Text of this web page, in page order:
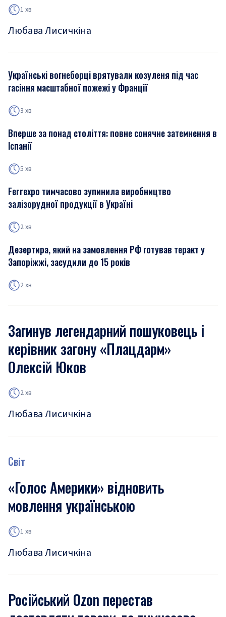
1 хв
Любава Лисичкіна
Українські вогнеборці врятували козуленя під час
гасіння масштабної пожежі у Франції
3 хв
Вперше за понад століття: повне сонячне затемнення в
Іспанії
5 хв
Ferrexpo тимчасово зупинила виробництво
залізорудної продукції в Україні
2 хв
Дезертира, який на замовлення РФ готував теракт у
Запоріжжі, засудили до 15 років
2 хв
Загинув легендарний пошуковець і
керівник загону «Плацдарм»
Олексій Юков
2 хв
Любава Лисичкіна
Світ
«Голос Америки» відновить
мовлення українською
1 хв
Любава Лисичкіна
Російський Ozon перестав